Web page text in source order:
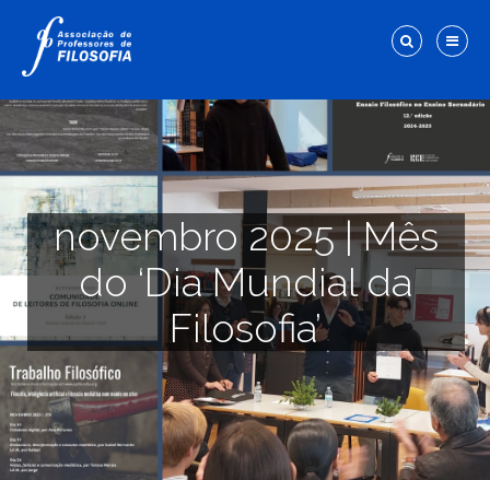
novembro 2025 | Mês
do ‘Dia Mundial da
Filosofia’